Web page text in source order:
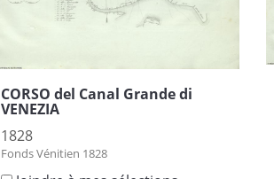
CORSO del Canal Grande di
VENEZIA
1828
Fonds Vénitien 1828